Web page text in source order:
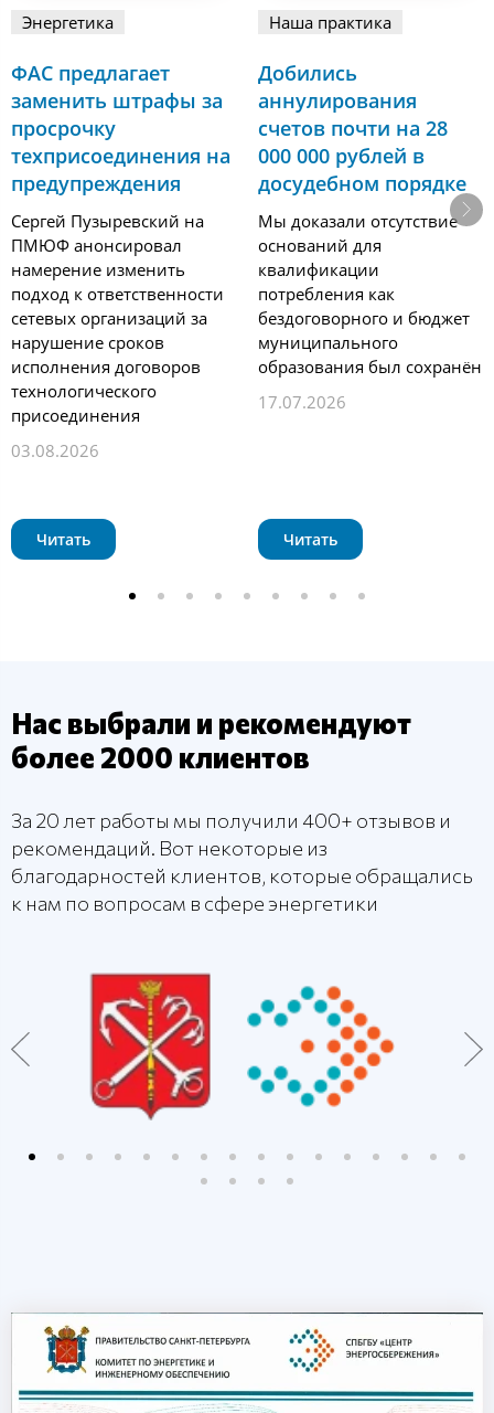
Энергетика
ФАС предлагает
заменить штрафы за
просрочку
техприсоединения на
предупреждения
Сергей Пузыревский на
ПМЮФ анонсировал
намерение изменить
подход к ответственности
сетевых организаций за
нарушение сроков
исполнения договоров
технологического
присоединения
03.08.2026
Читать
Наша практика
Добились
аннулирования
счетов почти на 28
000 000 рублей в
досудебном порядке
Мы доказали отсутствие
оснований для
квалификации
потребления как
бездоговорного и бюджет
муниципального
образования был сохранён
17.07.2026
Читать
Нас выбрали и рекомендуют
более 2000 клиентов
За 20 лет работы мы получили 400+ отзывов и
рекомендаций. Вот некоторые из
благодарностей клиентов, которые обращались
к нам по вопросам в сфере энергетики